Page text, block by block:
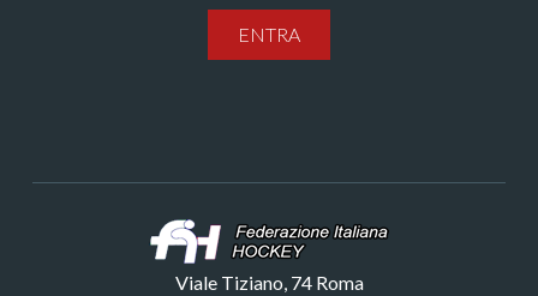
ENTRA
Viale Tiziano, 74 Roma